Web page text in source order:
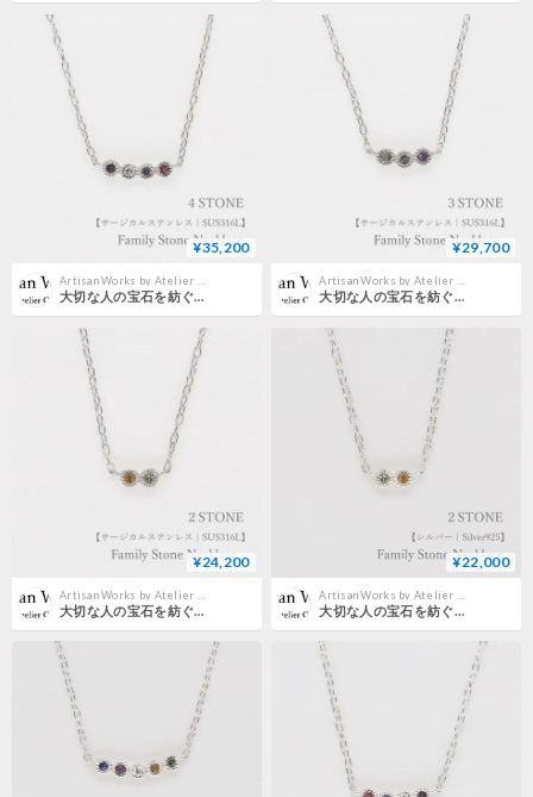
¥35,200
Artisan Works by Atelier CraM｜公式オンラインストア
大切な人の宝石を紡ぐネックレス【選べる誕生石-4石-】｜サージカルステンレス（金アレ対応素材）｜Family Necklace（ファミリーネックレス）｜Artisan Works
¥29,700
Artisan Works by Atelier CraM｜公式オンラインストア
大切な人の宝石を紡ぐネックレス【選べる誕生石-3石-】｜サージカルステンレス（金アレ対応素材）｜Family Necklace（ファミリーネックレス）｜Artisan Works
¥24,200 ¥22,000